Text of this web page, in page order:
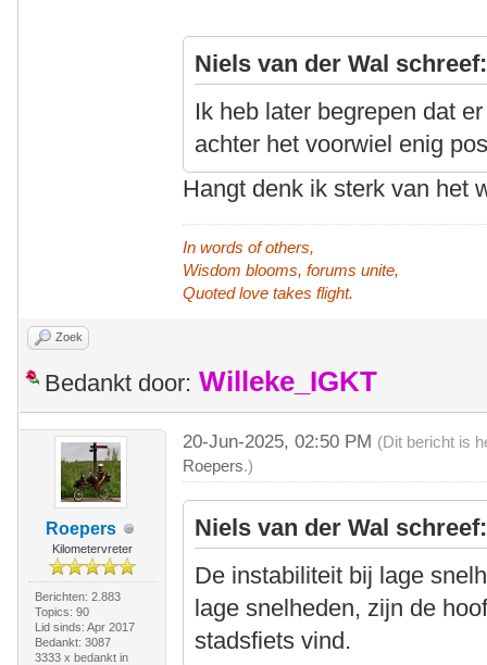
Niels van der Wal schreef:
Ik heb later begrepen dat
achter het voorwiel enig
Hangt denk ik sterk van het
In words of others,
Wisdom blooms, forums unite,
Quoted love takes flight.
Zoek
Bedankt door: Willeke_IGKT
Roepers
Kilometervreter
Berichten: 2.883
Topics: 90
Lid sinds: Apr 2017
Bedankt: 3087
3333 x bedankt in
20-Jun-2025, 02:50 PM (Dit bericht is
Roepers.)
Niels van der Wal schreef:
De instabiliteit bij lage
lage snelheden, zijn de
stadsfiets vind.